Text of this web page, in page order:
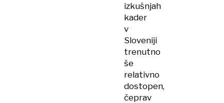
izkušnjah
kader
v
Sloveniji
trenutno
še
relativno
dostopen,
čeprav